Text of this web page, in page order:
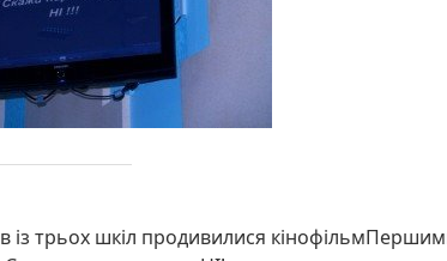
із трьох шкіл продивилися